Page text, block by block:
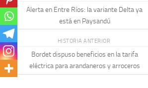
Alerta en Entre Ríos: la variante Delta ya
está en Paysandú
HISTORIA ANTERIOR
Bordet dispuso beneficios en la tarifa
eléctrica para arandaneros y arroceros